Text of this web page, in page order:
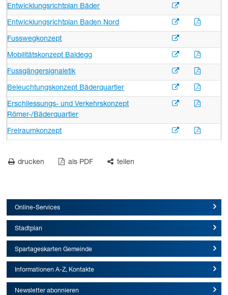
Entwicklungsrichtplan Bäder
Entwicklungsrichtplan Baden Nord
Fusswegkonzept
Mobilitätskonzept Baldegg
Fussgängersignaletik
Beleuchtungskonzept Bäderquartier
Erschliessungs- und Verkehrskonzept
Römer-/Bäderquartier
Freiraumkonzept
drucken als PDF teilen
Online-Services
Stadtplan
Spartageskarten Gemeinde
Informationen A-Z, Kontakte
Newsletter abonnieren